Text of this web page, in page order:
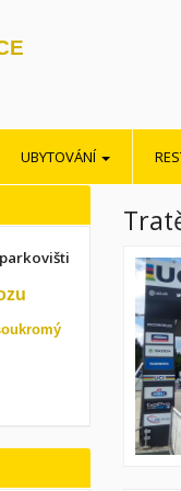
UBYTOVÁNÍ